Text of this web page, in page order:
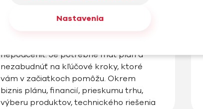
nepodceniť. Je potrebné mať plán a
nezabudnúť na kľúčové kroky, ktoré
vám v začiatkoch pomôžu. Okrem
biznis plánu, financií, prieskumu trhu,
výberu produktov, technického riešenia
Nastavenia